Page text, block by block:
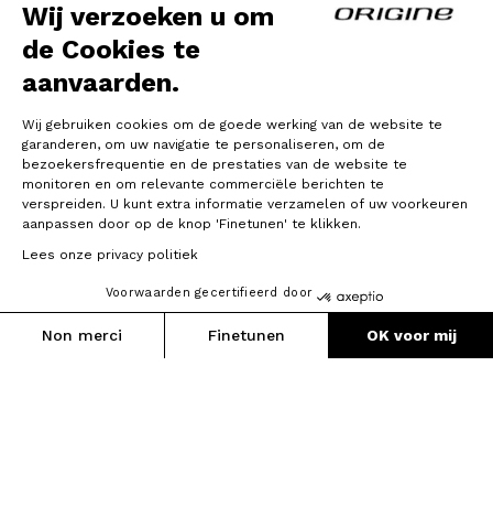
Wij verzoeken u om
de Cookies te
aanvaarden.
Wij gebruiken cookies om de goede werking van de website te
garanderen, om uw navigatie te personaliseren, om de
bezoekersfrequentie en de prestaties van de website te
monitoren en om relevante commerciële berichten te
verspreiden. U kunt extra informatie verzamelen of uw voorkeuren
aanpassen door op de knop 'Finetunen' te klikken.
Lees onze privacy politiek
Voorwaarden gecertifieerd door
Non merci Finetunen OK voor mij